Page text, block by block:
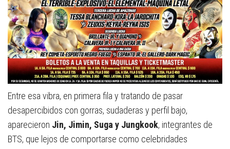
Entre esa vibra, en primera fila y tratando de pasar
desapercibidos con gorras, sudaderas y perfil bajo,
aparecieron Jin, Jimin, Suga y Jungkook, integrantes de
BTS, que lejos de comportarse como celebridades